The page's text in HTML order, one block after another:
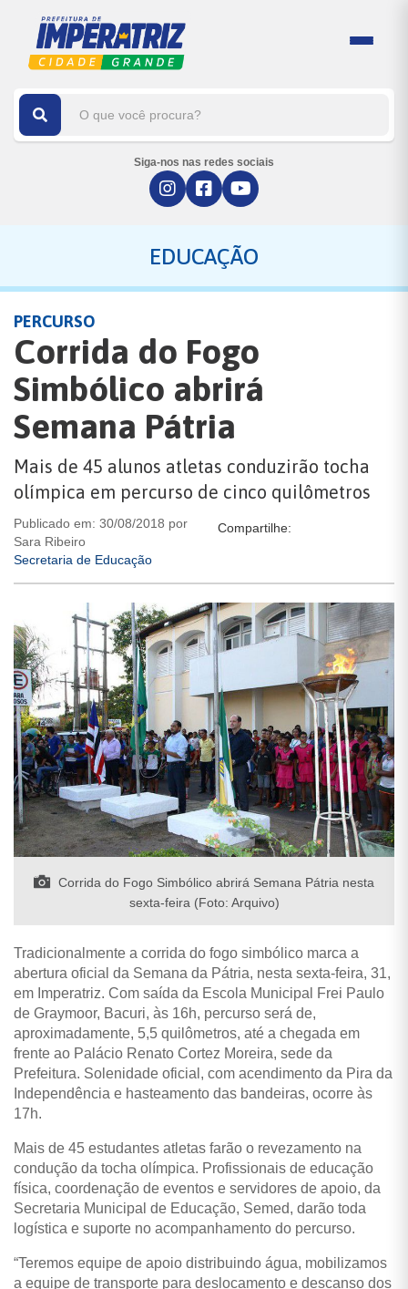
Siga-nos nas redes sociais
EDUCAÇÃO
PERCURSO
Corrida do Fogo
Simbólico abrirá
Semana Pátria
Mais de 45 alunos atletas conduzirão tocha
olímpica em percurso de cinco quilômetros
Publicado em: 30/08/2018 por
Sara Ribeiro
Secretaria de Educação
Compartilhe:
Corrida do Fogo Simbólico abrirá Semana Pátria nesta
sexta-feira (Foto: Arquivo)
Tradicionalmente a corrida do fogo simbólico marca a
abertura oficial da Semana da Pátria, nesta sexta-feira, 31,
em Imperatriz. Com saída da Escola Municipal Frei Paulo
de Graymoor, Bacuri, às 16h, percurso será de,
aproximadamente, 5,5 quilômetros, até a chegada em
frente ao Palácio Renato Cortez Moreira, sede da
Prefeitura. Solenidade oficial, com acendimento da Pira da
Independência e hasteamento das bandeiras, ocorre às
17h.
Mais de 45 estudantes atletas farão o revezamento na
condução da tocha olímpica. Profissionais de educação
física, coordenação de eventos e servidores de apoio, da
Secretaria Municipal de Educação, Semed, darão toda
logística e suporte no acompanhamento do percurso.
“Teremos equipe de apoio distribuindo água, mobilizamos
a equipe de transporte para deslocamento e descanso dos